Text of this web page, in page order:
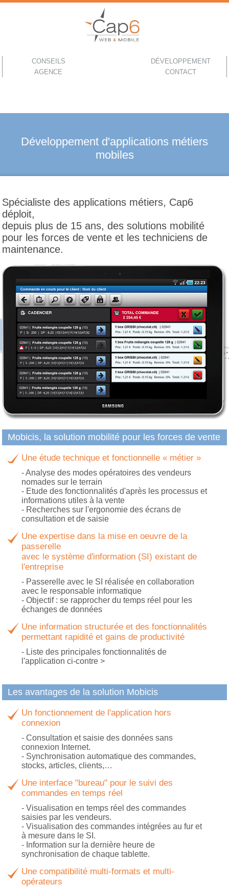
CONSEILS
DÉVELOPPEMENT
AGENCE
CONTACT
Développement d'applications métiers
mobiles
Spécialiste des applications métiers, Cap6
déploit,
depuis plus de 15 ans, des solutions mobilité
pour les forces de vente et les techniciens de
maintenance.
Mobicis, la solution mobilité pour les forces de vente
Une étude technique et fonctionnelle « métier »
- Analyse des modes opératoires des vendeurs
nomades sur le terrain
- Etude des fonctionnalités d'après les processus et
informations utiles à la vente
- Recherches sur l'ergonomie des écrans de
consultation et de saisie
Une expertise dans la mise en oeuvre de la
passerelle
avec le système d'information (SI) existant de
l'entreprise
- Passerelle avec le SI réalisée en collaboration
avec le responsable informatique
- Objectif : se rapprocher du temps réel pour les
échanges de données
Une information structurée et des fonctionnalités
permettant rapidité et gains de productivité
- Liste des principales fonctionnalités de
l'application ci-contre >
Les avantages de la solution Mobicis
Un fonctionnement de l'application hors
connexion
- Consultation et saisie des données sans
connexion Internet.
- Synchronisation automatique des commandes,
stocks, articles, clients,…
Une interface "bureau" pour le suivi des
commandes en temps réel
- Visualisation en temps réel des commandes
saisies par les vendeurs.
- Visualisation des commandes intégrées au fur et
à mesure dans le SI.
- Information sur la dernière heure de
synchronisation de chaque tablette.
Une compatibilité multi-formats et multi-
opérateurs